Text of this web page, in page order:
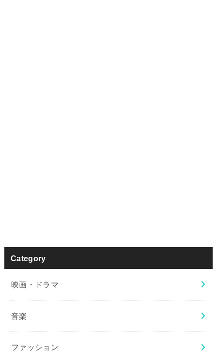
Category
映画・ドラマ
音楽
ファッション